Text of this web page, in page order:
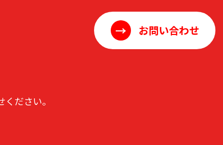
→ お問い合わせ
ださい。